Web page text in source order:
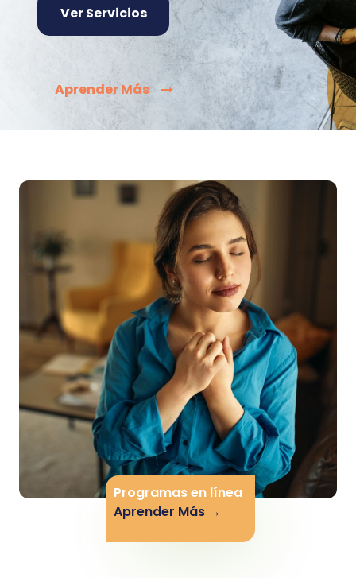
Ver Servicios
Aprender Más
Programas en línea
Aprender Más →